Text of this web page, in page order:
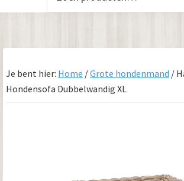
Je bent hier: Home /Grote hondenmand /
Hondensofa Dubbelwandig XL